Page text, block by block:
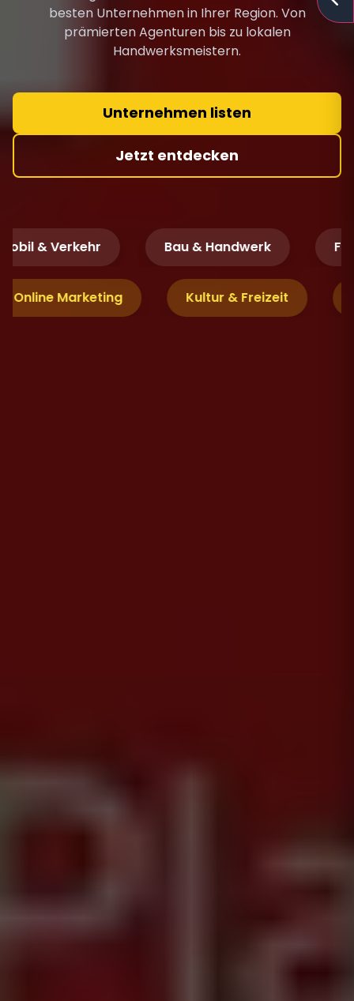
besten Unternehmen in Ihrer Region. Von
prämierten Agenturen bis zu lokalen
Handwerksmeistern.
Unternehmen listen
Jetzt entdecken
& Verkehr Bau & Handwerk
& Online Marketing Kultur & Freizeit